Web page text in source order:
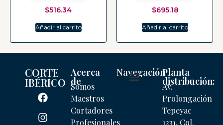
$516.34
Añadir al carrito
$695.18
Añadir al carrito
CORTE
IBÉRICO
Acerca
de
Somos
Maestros
Cortadores
Profesionales
NavegaciónPlanta
distribución:
Av.
Prolongación
Tepeyac
1231, Col.